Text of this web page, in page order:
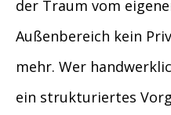
der Traum vom
Außenbereich kein
mehr. Wer
ein strukturiertes